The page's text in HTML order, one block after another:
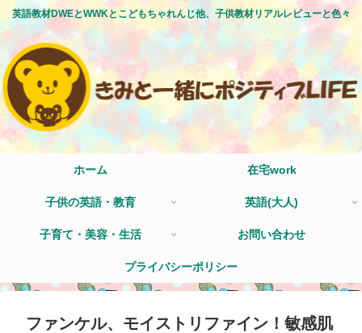
英語教材DWEとWWKとこどもちゃれんじ他、子供教材リアルレビューと色々
ホーム 在宅work
子供の英語・教育 英語(大人)
子育て・美容・生活 お問い合わせ
プライバシーポリシー
ファンケル、モイストリファイン！敏感肌